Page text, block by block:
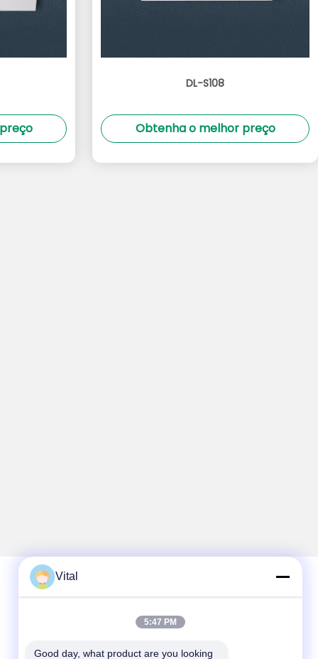
DL-S108
Obtenha o melhor preço
Contato rápido
Telefone
Vital
5:47 PM
Good day, what product are you looking